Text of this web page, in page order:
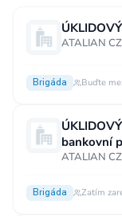
ATALIAN
Brigáda Buďte
bankovní
ATALIAN
Brigáda Zatím
Měsíční plat
40 000 CZK a
Ostatní mzdy
za hodinu